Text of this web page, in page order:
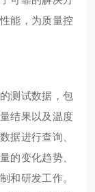
能，为质量控
测试数据，包
结果以及温度
据进行查询、
的变化趋势、
和研发工作。